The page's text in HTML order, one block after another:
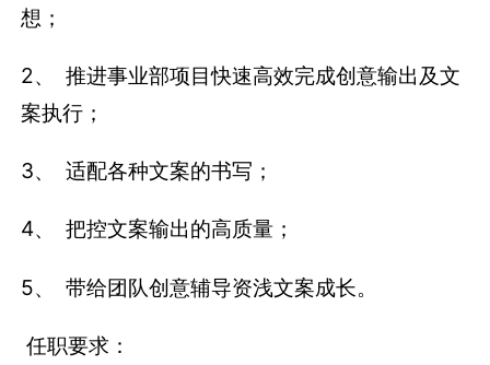
想；
2、 推进事业部项目快速高效完成创意输出及文
案执行；
3、 适配各种文案的书写；
4、 把控文案输出的高质量；
5、 带给团队创意辅导资浅文案成长。
任职要求：